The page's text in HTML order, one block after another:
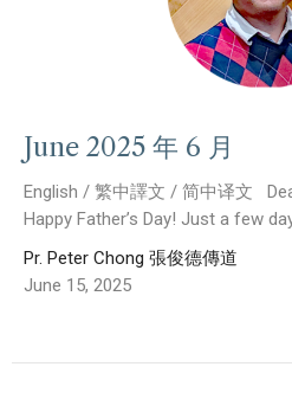
June 2025 年 6 月
English / 繁中譯文 / 简中译文
Happy Father’s Day! Just a few
Pr. Peter Chong 張俊德傳道
June 15, 2025